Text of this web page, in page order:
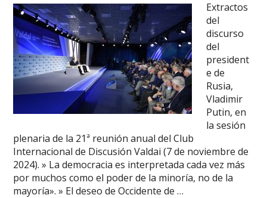
Extractos
del
discurso
del
president
e de
Rusia,
Vladimir
Putin, en
la sesión
plenaria de la 21ª reunión anual del Club
Internacional de Discusión Valdai (7 de noviembre de
2024). » La democracia es interpretada cada vez más
por muchos como el poder de la minoría, no de la
mayoría». » El deseo de Occidente de …